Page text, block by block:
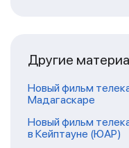
Другие
Новый фильм
Мадагаскаре
Новый фильм
в Кейптауне (ЮАР)